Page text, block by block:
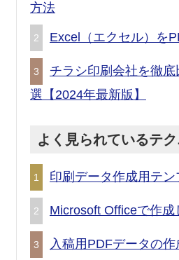
方法
2 Excel（エクセル）を
3
チラシ印刷会社を徹
選【2024年最新版】
よく見られているテ
1 印刷データ作成用テ
2 Microsoft Officeで作
3 入稿用PDFデータの作